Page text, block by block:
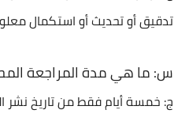
تدقيق أو تحديث أو استكمال
س: ما هي مدة المراجعة
ج: خمسة أيام فقط من تاريخ نشر